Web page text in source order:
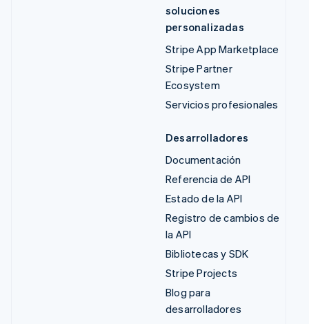
soluciones
personalizadas
Stripe App Marketplace
Stripe Partner
Ecosystem
Servicios profesionales
Desarrolladores
Documentación
Referencia de API
Estado de la API
Registro de cambios de
la API
Bibliotecas y SDK
Stripe Projects
Blog para
desarrolladores